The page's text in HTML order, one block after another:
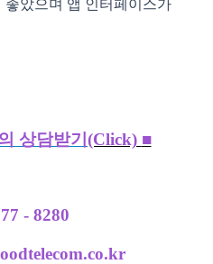
았으며 앱 인터페이스가
상담받기 (Click) ■
- 8280